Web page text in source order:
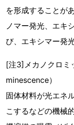
を形成することが
ノマー発光、エキ
び、エキシマー発
[注3]メカノクロ
minescence）
固体材料が光エネ
こするなどの機械